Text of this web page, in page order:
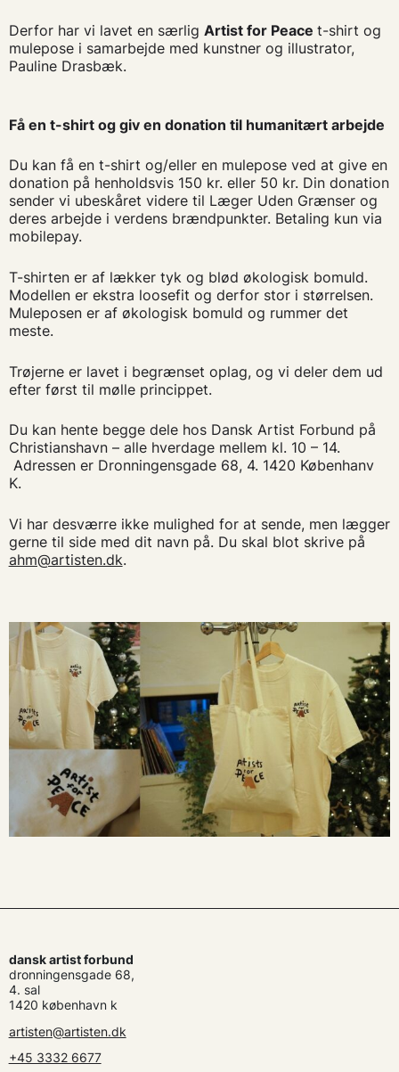
Derfor har vi lavet en særlig Artist for Peace t-shirt og
mulepose i samarbejde med kunstner og illustrator,
Pauline Drasbæk.
Få en t-shirt og giv en donation til humanitært arbejde
Du kan få en t-shirt og/eller en mulepose ved at give en
donation på henholdsvis 150 kr. eller 50 kr. Din donation
sender vi ubeskåret videre til Læger Uden Grænser og
deres arbejde i verdens brændpunkter. Betaling kun via
mobilepay.
T-shirten er af lækker tyk og blød økologisk bomuld.
Modellen er ekstra loosefit og derfor stor i størrelsen.
Muleposen er af økologisk bomuld og rummer det
meste.
Trøjerne er lavet i begrænset oplag, og vi deler dem ud
efter først til mølle princippet.
Du kan hente begge dele hos Dansk Artist Forbund på
Christianshavn – alle hverdage mellem kl. 10 – 14.
Adressen er Dronningensgade 68, 4. 1420 Københanv
K.
Vi har desværre ikke mulighed for at sende, men lægger
gerne til side med dit navn på. Du skal blot skrive på
ahm@artisten.dk.
dansk artist forbund
dronningensgade 68,
4. sal
1420 københavn k
artisten@artisten.dk
+45 3332 6677